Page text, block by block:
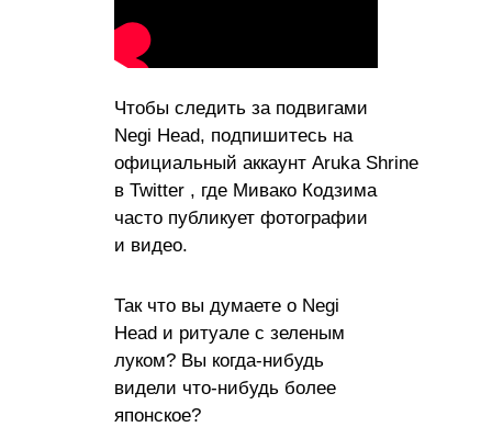
Чтобы следить за подвигами
Negi Head, подпишитесь на
официальный аккаунт Aruka Shrine
в Twitter , где Мивако Кодзима
часто публикует фотографии
и видео.
Так что вы думаете о Negi
Head и ритуале с зеленым
луком? Вы когда-нибудь
видели что-нибудь более
японское?